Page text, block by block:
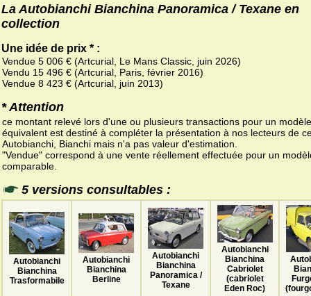
La Autobianchi Bianchina Panoramica / Texane en
collection
Une idée de prix * :
Vendue 5 006 € (Artcurial, Le Mans Classic, juin 2026)
Vendu 15 496 € (Artcurial, Paris, février 2016)
Vendue 8 423 € (Artcurial, juin 2013)
* Attention
ce montant relevé lors d'une ou plusieurs transactions pour un modèle
équivalent est destiné à compléter la présentation à nos lecteurs de
Autobianchi, Bianchi mais n'a pas valeur d'estimation.
"Vendue" correspond à une vente réellement effectuée pour un
comparable.
5 versions consultables :
Autobianchi
Bianchina
Trasformabile
Autobianchi
Bianchina
Berline
Autobianchi
Bianchina
Panoramica /
Texane
Autobianchi
Bianchina
Cabriolet
(cabriolet
Eden Roc)